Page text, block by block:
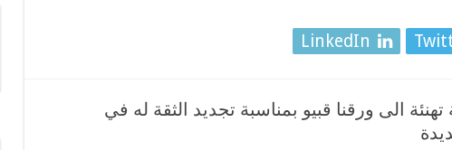
LinkedIn
الى ورقنا قبيو بمناسبة تجديد الثقة له في